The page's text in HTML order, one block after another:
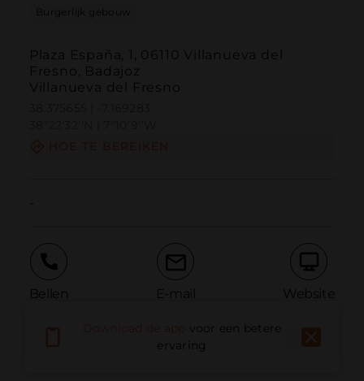
Burgerlijk gebouw
Plaza España, 1, 06110 Villanueva del
Fresno, Badajoz
Villanueva del Fresno
Bellen E-mail Website
Probleem melden
voor een betere
ervaring